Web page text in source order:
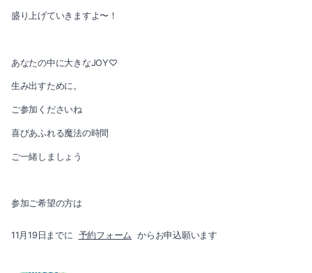
2018-12（3）
盛り上げていきますよ〜！
あなたの中に大きなJOY♡
生み出すために。
ご参加くださいね
喜びあふれる魔法の時間
ご一緒しましょう
参加ご希望の方は
11月19日までに 予約フォーム からお申込願います